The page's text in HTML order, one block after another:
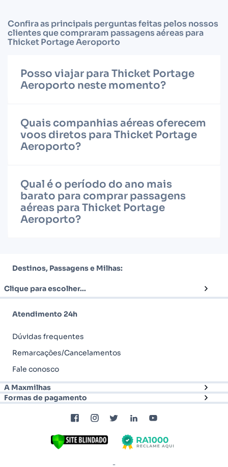
Confira as principais perguntas feitas pelos nossos
clientes que compraram passagens aéreas para
Thicket Portage Aeroporto
Posso viajar para Thicket Portage
Aeroporto neste momento?
Quais companhias aéreas oferecem
voos diretos para Thicket Portage
Aeroporto?
Qual é o período do ano mais
barato para comprar passagens
aéreas para Thicket Portage
Aeroporto?
Destinos, Passagens e Milhas:
Clique para escolher...
Atendimento 24h
Dúvidas frequentes
Remarcações/Cancelamentos
Fale conosco
A Maxmilhas
Formas de pagamento
-